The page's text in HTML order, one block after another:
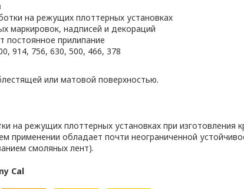
на режущих плоттерных установках
маркировок, надписей и декораций
постоянное прилипание
914, 756, 630, 500, 466, 378
или матовой поверхностью.
на режущих плоттерных установках при изготовления
применении обладает почти неограниченной
смоляных лент).
Cal